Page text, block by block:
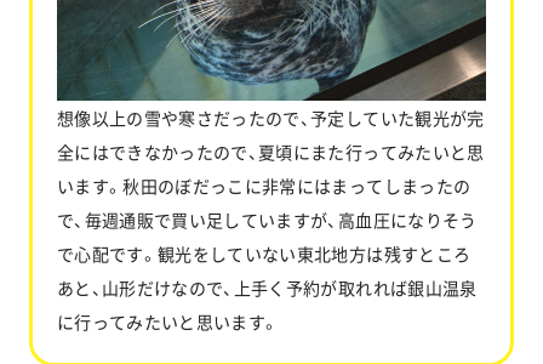
想像以上の雪や寒さだったので、予定していた観光が完
全にはできなかったので、夏頃にまた行ってみたいと思
います。秋田のぼだっこに非常にはまってしまったの
で、毎週通販で買い足していますが、高血圧になりそう
で心配です。観光をしていない東北地方は残すところ
あと、山形だけなので、上手く予約が取れれば銀山温泉
に行ってみたいと思います。